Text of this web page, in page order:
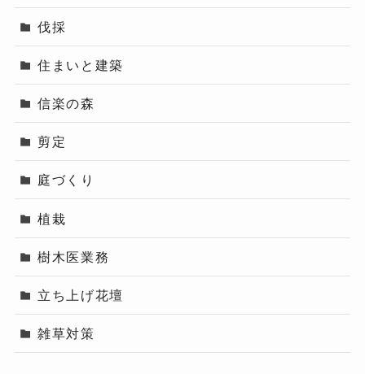
伐採
住まいと建築
信楽の森
剪定
庭づくり
植栽
樹木医業務
立ち上げ花壇
雑草対策